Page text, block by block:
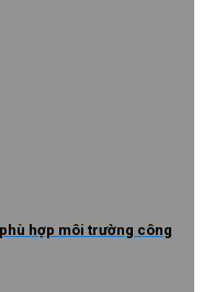
hợp môi trường công